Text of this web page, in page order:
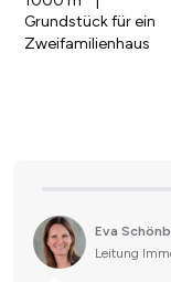
Grundstück für ein
Zweifamilienhaus